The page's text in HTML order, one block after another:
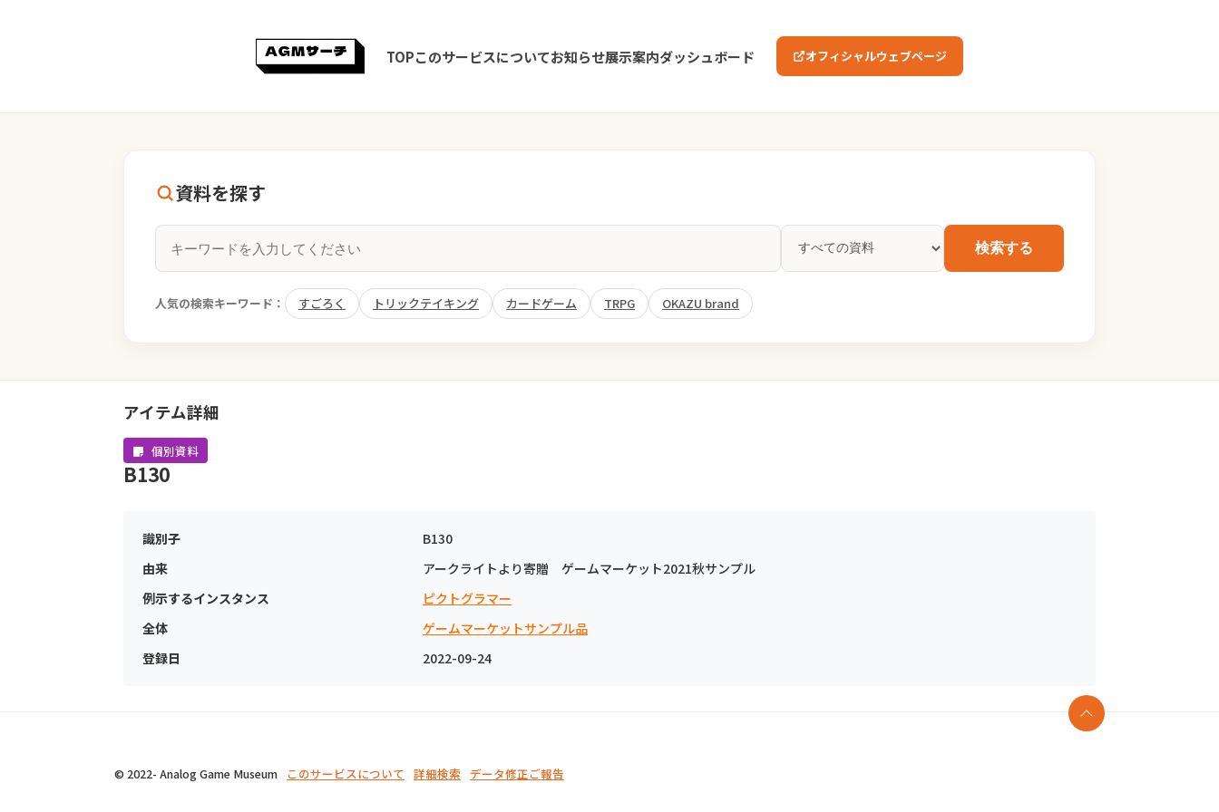
TOPこのサービスについてお知らせ展示案内ダッシュボード オフィシャルウェブページ
資料を探す
検索する
人気の検索キーワード： すごろく トリックテイキング カードゲーム TRPG OKAZU brand
アイテム詳細
個別資料
B130
識別子
B130
由来
アークライトより寄贈 ゲームマーケット2021秋サンプル
例示するインスタンス
ピクトグラマー
全体
ゲームマーケットサンプル品
登録日
2022-09-24
© 2022- Analog Game Museum このサービスについて 詳細検索 データ修正ご報告